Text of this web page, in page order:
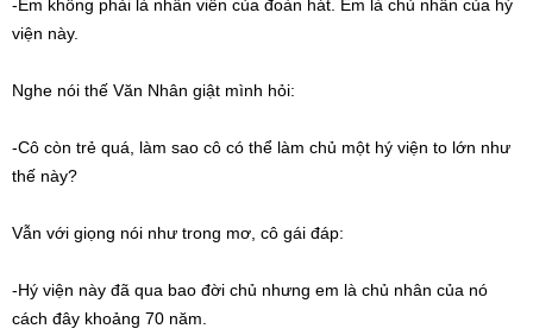
-Em không phải là nhân viên của đoàn hát. Em là chủ nhân của hý
viện này.
Nghe nói thế Văn Nhân giật mình hỏi:
-Cô còn trẻ quá, làm sao cô có thể làm chủ một hý viện to lớn như
thế này?
Vẫn với giọng nói như trong mơ, cô gái đáp:
-Hý viện này đã qua bao đời chủ nhưng em là chủ nhân của nó
cách đây khoảng 70 năm.